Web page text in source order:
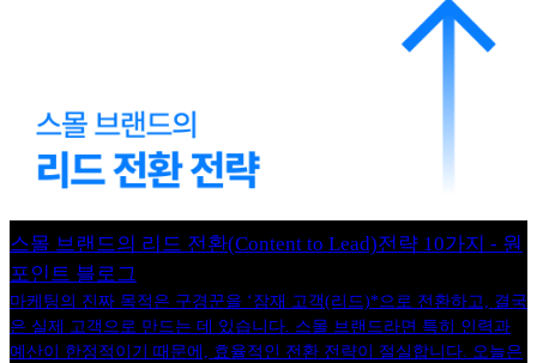
스몰 브랜드의 리드 전환(Content to Lead)전략 10가지 - 원
포인트 블로그
마케팅의 진짜 목적은 구경꾼을 ‘잠재 고객(리드)*으로 전환하고, 결국
은 실제 고객으로 만드는 데 있습니다. 스몰 브랜드라면 특히 인력과
예산이 한정적이기 때문에, 효율적인 전환 전략이 절실합니다. 오늘은